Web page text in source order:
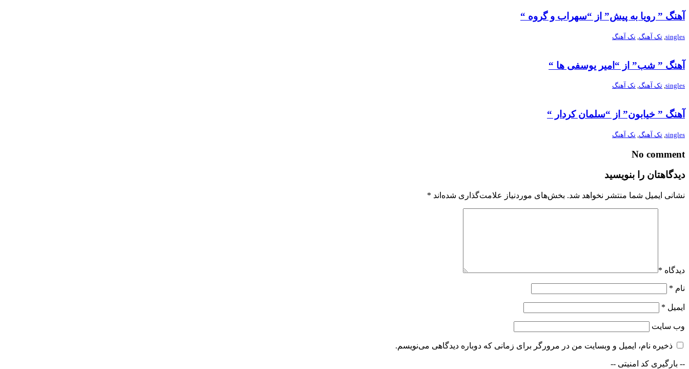
آهنگ ” رویا به پیش” از “سهراب و گروه “
singles
, تک آهنگ, نک آهنگ
آهنگ ” شب” از “امیر یوسفی ها “
singles
, تک آهنگ, نک آهنگ
آهنگ ” خیابون” از “سلمان کردار “
singles تک آهنگ نک آهنگ
No comment
دیدگاهتان را بنویسید
نشانی ایمیل شما منتشر نخواهد شد. بخش‌های موردنیاز علامت‌گذاری شده‌اند *
دیدگاه *
نام *
ایمیل *
وب‌ سایت
ذخیره نام، ایمیل و وبسایت من در مرورگر برای زمانی که دوباره دیدگاهی می‌نویسم.
-- بارگیری کد امنیتی --